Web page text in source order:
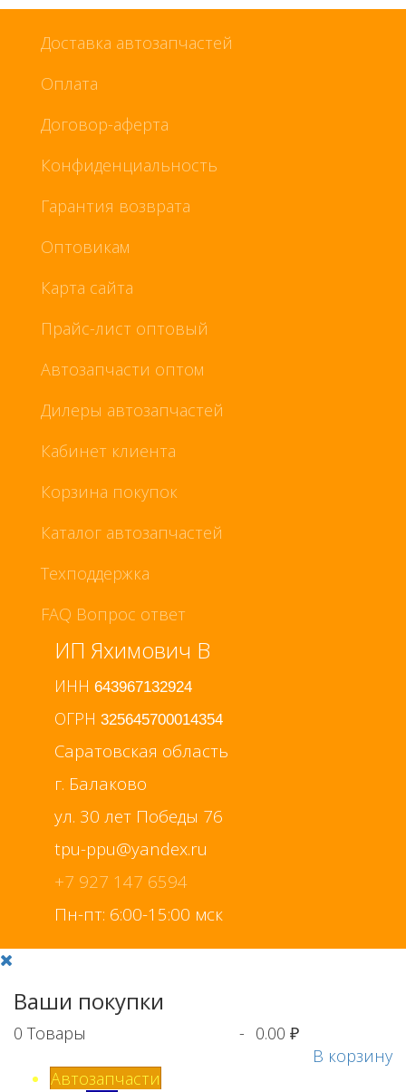
Доставка автозапчастей
Оплата
Договор-аферта
Конфиденциальность
Гарантия возврата
Оптовикам
Карта сайта
Прайс-лист оптовый
Автозапчасти оптом
Дилеры автозапчастей
Кабинет клиента
Корзина покупок
Каталог автозапчастей
Техподдержка
FAQ Вопрос ответ
ИП Яхимович В
ИНН 643967132924
ОГРН 325645700014354
Саратовская область
г. Балаково
ул. 30 лет Победы 76
+7 927 147 6594
Пн-пт: 6:00-15:00 мск
Ваши покупки
0 Товары - 0.00 ₽
В корзину
Автозапчасти